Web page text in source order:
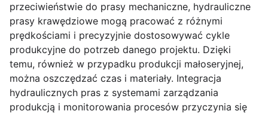
przeciwieństwie do prasy mechaniczne, hydrauliczne
prasy krawędziowe mogą pracować z różnymi
prędkościami i precyzyjnie dostosowywać cykle
produkcyjne do potrzeb danego projektu. Dzięki
temu, również w przypadku produkcji małoseryjnej,
można oszczędzać czas i materiały. Integracja
hydraulicznych pras z systemami zarządzania
produkcją i monitorowania procesów przyczynia się